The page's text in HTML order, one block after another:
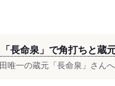
長命泉」で角打ちと蔵
唯一の蔵元「長命泉」さん